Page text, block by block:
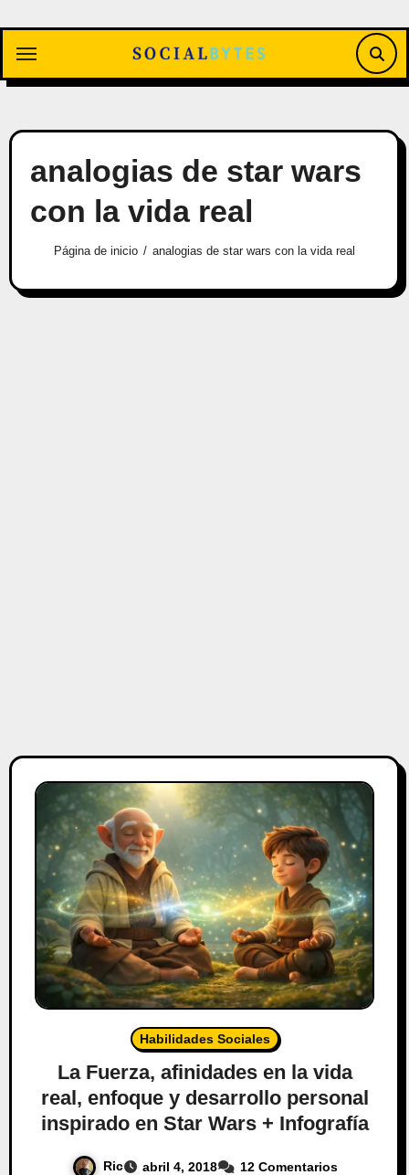
contenido
analogias de star wars
con la vida real
Página de inicio analogias de star wars con la vida real
Habilidades Sociales
La Fuerza, afinidades en la vida
real, enfoque y desarrollo personal
inspirado en Star Wars + Infografía
Ric abril 4, 2018 12 Comentarios